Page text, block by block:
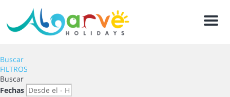
Menu
Buscar
FILTROS
Buscar
Fechas